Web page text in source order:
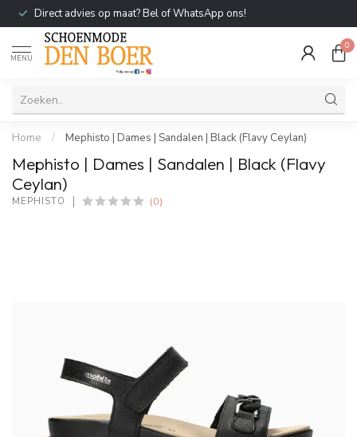
Direct advies op maat? Bel of WhatsApp ons!
MENU
0
Home / Mephisto | Dames | Sandalen | Black (Flavy Ceylan)
Mephisto | Dames | Sandalen | Black (Flavy
Ceylan)
MEPHISTO (0)